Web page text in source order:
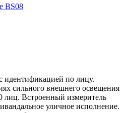
идентификацией по лицу.
сильного внешнего освещения
лиц. Встроенный измеритель
уличное исполнение.